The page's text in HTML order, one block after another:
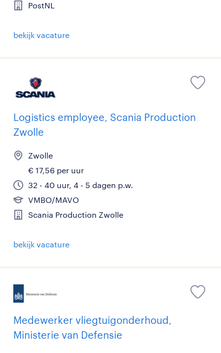
PostNL
bekijk vacature
Logistics employee, Scania Production
Zwolle
Zwolle
€ 17,56 per uur
32 - 40 uur, 4 - 5 dagen p.w.
VMBO/MAVO
Scania Production Zwolle
bekijk vacature
Medewerker vliegtuigonderhoud,
Ministerie van Defensie